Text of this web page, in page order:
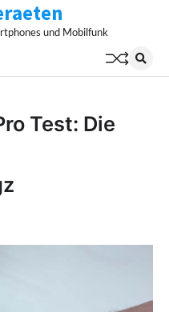
und Mobilfunk
Test: Die